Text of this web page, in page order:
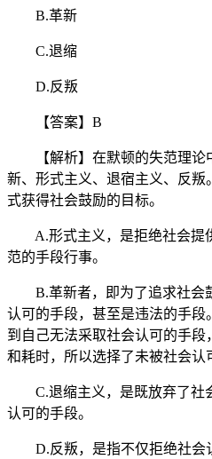
B.革新
C.退缩
D.反叛
【答案】B
【解析】在默顿的失范理论
新、形式主义、退宿主义、反
式获得社会鼓励的目标。
A.形式主义，是拒绝社会提
范的手段行事。
B.革新者，即为了追求社会
认可的手段，甚至是违法的手
到自己无法采取社会认可的手
和耗时，所以选择了未被社会认
C.退缩主义，是既放弃了社
认可的手段。
D.反叛，是指不仅拒绝社会